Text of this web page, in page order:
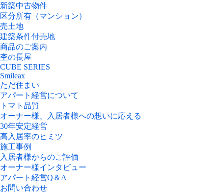
新築中古物件
区分所有（マンション）
売土地
建築条件付売地
商品のご案内
杢の長屋
CUBE SERIES
Smileax
ただ住まい
アパート経営について
トマト品質
オーナー様、入居者様への想いに応える
30年安定経営
高入居率のヒミツ
施工事例
入居者様からのご評価
オーナー様インタビュー
アパート経営Q＆A
お問い合わせ